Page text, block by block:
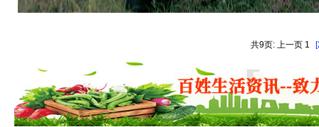
共9页: 上一页 1